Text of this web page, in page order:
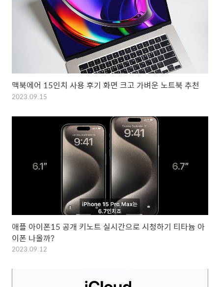
맥북에어 15인치 사용 후기 화면 크고 가벼운 노트북 추천
2023.09.15
애플 아이폰15 공개 키노트 실시간으로 시청하기 티타늄 아
이폰 나올까?
2023.09.12